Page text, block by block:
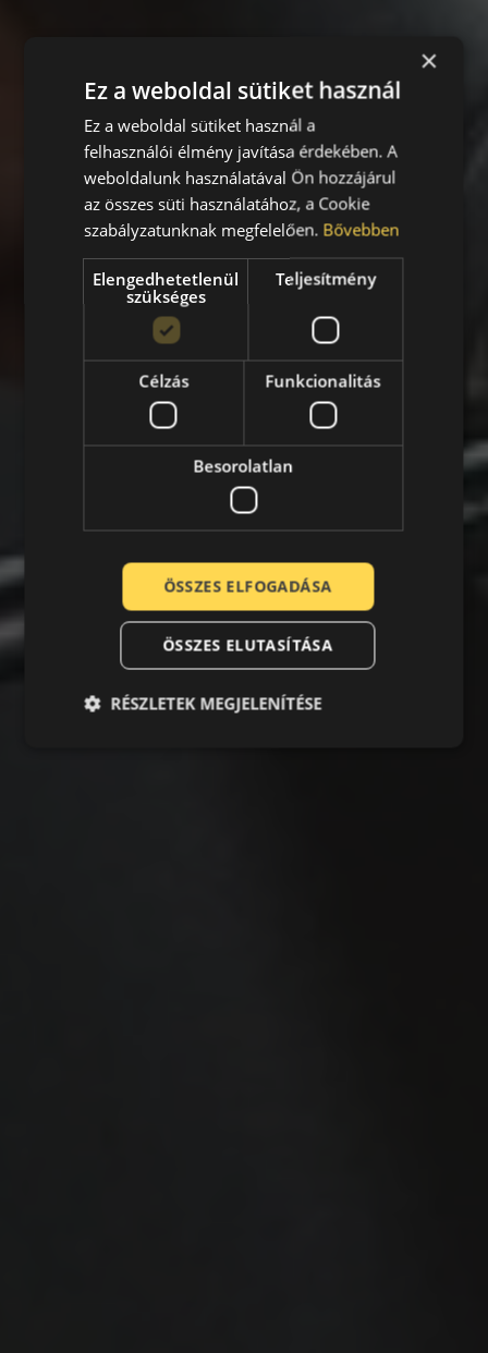
×
Ez a weboldal sütiket használ
Ez a weboldal sütiket használ a
felhasználói élmény javítása érdekében. A
weboldalunk használatával Ön hozzájárul
az összes süti használatához, a Cookie
szabályzatunknak megfelelően. Bővebben
Elengedhetetlenül
szükséges
Teljesítmény
Célzás Funkcionalitás
Besorolatlan
ÖSSZES ELFOGADÁSA
ÖSSZES ELUTASÍTÁSA
RÉSZLETEK MEGJELENÍTÉSE